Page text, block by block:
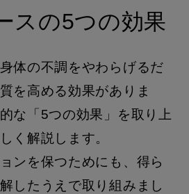
スの5つの効果
体の不調をやわらげるだ
を高める効果がありま
な「5つの効果」を取り上
く解説します。
ンを保つためにも、得ら
したうえで取り組みまし